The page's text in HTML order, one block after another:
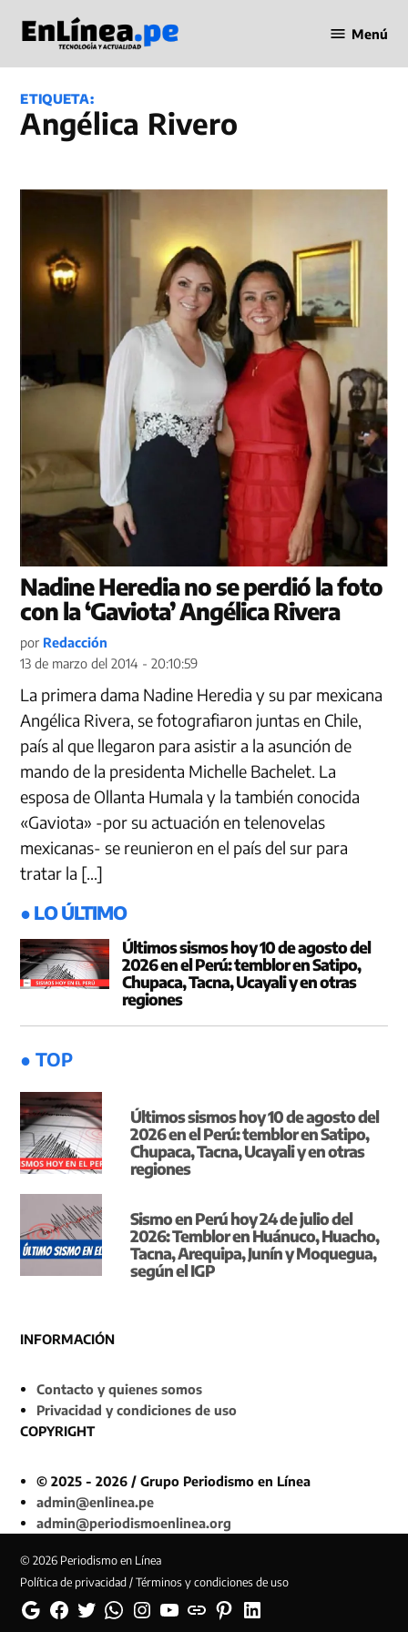
contenido
en Línea
Menú
ETIQUETA:
Angélica Rivero
Nadine Heredia no se perdió la foto
con la ‘Gaviota’ Angélica Rivera
por Redacción
13 de marzo del 2014 - 20:10:59
La primera dama Nadine Heredia y su par mexicana
Angélica Rivera, se fotografiaron juntas en Chile,
país al que llegaron para asistir a la asunción de
mando de la presidenta Michelle Bachelet. La
esposa de Ollanta Humala y la también conocida
«Gaviota» -por su actuación en telenovelas
mexicanas- se reunieron en el país del sur para
tratar la […]
● LO ÚLTIMO
Últimos sismos hoy 10 de agosto del
2026 en el Perú: temblor en Satipo,
Chupaca, Tacna, Ucayali y en otras
regiones
● TOP
Últimos sismos hoy 10 de agosto del
2026 en el Perú: temblor en Satipo,
Chupaca, Tacna, Ucayali y en otras
regiones
Sismo en Perú hoy 24 de julio del
2026: Temblor en Huánuco, Huacho,
Tacna, Arequipa, Junín y Moquegua,
según el IGP
INFORMACIÓN
Contacto y quienes somos
Privacidad y condiciones de uso
COPYRIGHT
© 2025 - 2026 / Grupo Periodismo en Línea
admin@enlinea.pe
admin@periodismoenlinea.org
© 2026 Periodismo en Línea
Política de privacidad / Términos y condiciones de uso
GoogleFacebookTwitterWhatsappInstagramYouTubeWeb PinterestLinkedin